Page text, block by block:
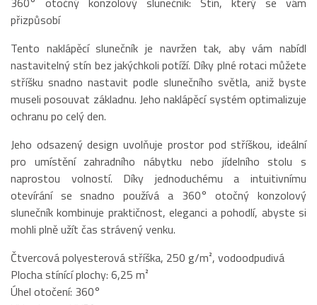
přizpůsobí
Tento naklápěcí slunečník je navržen tak, aby vám nabídl
nastavitelný stín bez jakýchkoli potíží. Díky plné rotaci můžete
stříšku snadno nastavit podle slunečního světla, aniž byste
museli posouvat základnu. Jeho naklápěcí systém optimalizuje
ochranu po celý den.
Jeho odsazený design uvolňuje prostor pod stříškou, ideální
pro umístění zahradního nábytku nebo jídelního stolu s
naprostou volností. Díky jednoduchému a intuitivnímu
otevírání se snadno používá a 360° otočný konzolový
slunečník kombinuje praktičnost, eleganci a pohodlí, abyste si
mohli plně užít čas strávený venku.
Čtvercová polyesterová stříška, 250 g/m², vodoodpudivá
Plocha stínící plochy: 6,25 m²
Úhel otočení: 360°